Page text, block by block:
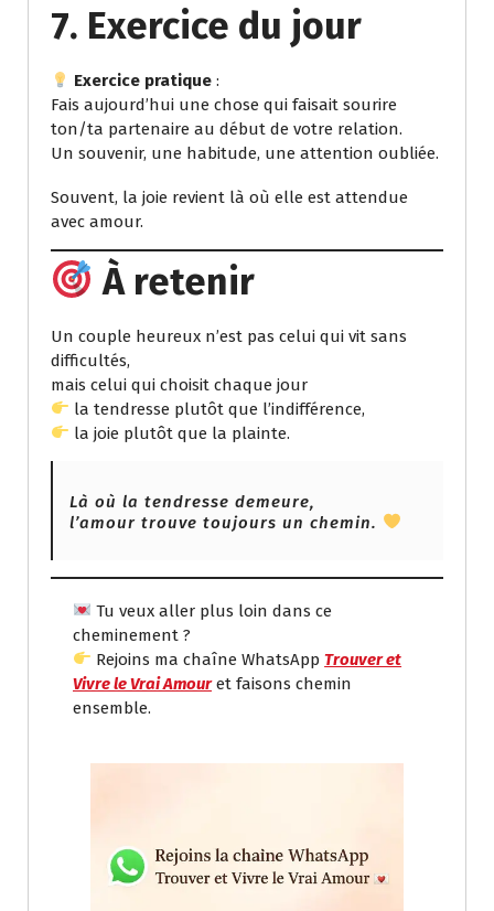
7. Exercice du jour
Exercice pratique :
Fais aujourd’hui une chose qui faisait sourire
ton/ta partenaire au début de votre relation.
Un souvenir, une habitude, une attention oubliée.
Souvent, la joie revient là où elle est attendue
avec amour.
À retenir
Un couple heureux n’est pas celui qui vit sans
difficultés,
mais celui qui choisit chaque jour
la tendresse plutôt que l’indifférence,
la joie plutôt que la plainte.
Là où la tendresse demeure,
l’amour trouve toujours un chemin.
Tu veux aller plus loin dans ce
cheminement ?
Rejoins ma chaîne WhatsAppTrouver et
Vivre le Vrai Amouret faisons chemin
ensemble.